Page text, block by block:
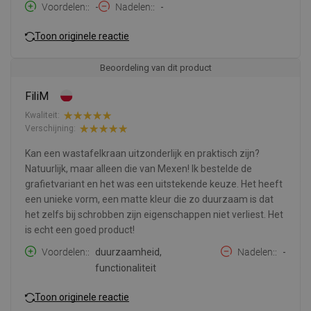
Voordelen:
- Nadelen: -
Toon originele reactie
Beoordeling van dit product
FiliM
Kwaliteit:
Verschijning:
Kan een wastafelkraan uitzonderlijk en praktisch zijn?
Natuurlijk, maar alleen die van Mexen! Ik bestelde de
grafietvariant en het was een uitstekende keuze. Het heeft
een unieke vorm, een matte kleur die zo duurzaam is dat
het zelfs bij schrobben zijn eigenschappen niet verliest. Het
is echt een goed product!
Voordelen:
duurzaamheid,
functionaliteit
Nadelen: -
Toon originele reactie